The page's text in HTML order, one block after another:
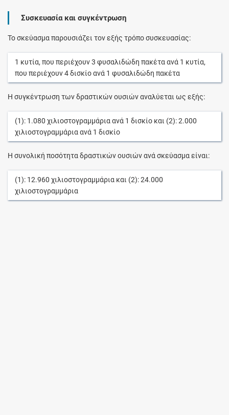
Συσκευασία και συγκέντρωση
Το σκεύασμα παρουσιάζει τον εξής τρόπο συσκευασίας:
1 κυτία, που περιέχουν3 φυσαλιδώδη πακέταανά 1 κυτία,
που περιέχουν4δισκίοανά 1 φυσαλιδώδη πακέτα
Η συγκέντρωση των δραστικών ουσιών αναλύεται ως εξής:
(1): 1.080 χιλιοστογραμμάριαανά 1 δισκίο και (2):2.000
χιλιοστογραμμάριαανά 1 δισκίο
Η συνολική ποσότητα δραστικών ουσιών ανά σκεύασμα είναι:
(1): 12.960 χιλιοστογραμμάρια και (2):24.000
χιλιοστογραμμάρια